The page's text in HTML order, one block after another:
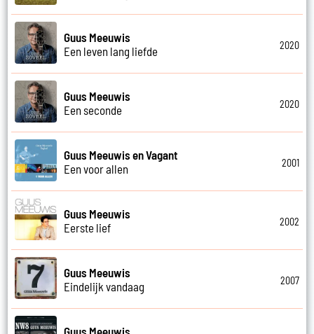
Guus Meeuwis
Een leven lang liefde
2020
Guus Meeuwis
Een seconde
2020
Guus Meeuwis en Vagant
Een voor allen
2001
Guus Meeuwis
Eerste lief
2002
Guus Meeuwis
Eindelijk vandaag
2007
Guus Meeuwis